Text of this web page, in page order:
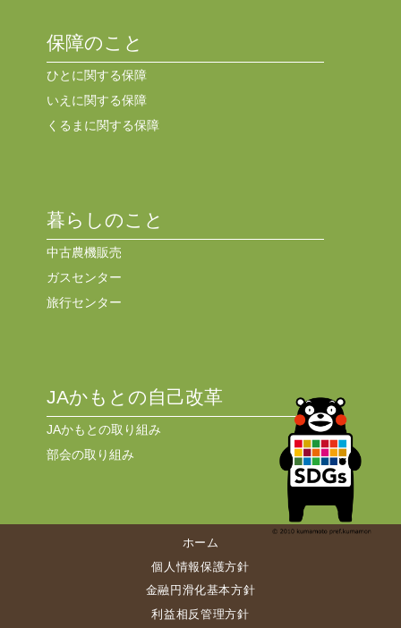
保障のこと
ひとに関する保障
いえに関する保障
くるまに関する保障
暮らしのこと
中古農機販売
ガスセンター
旅行センター
JAかもとの自己改革
JAかもとの取り組み
部会の取り組み
ホーム
個人情報保護方針
金融円滑化基本方針
利益相反管理方針